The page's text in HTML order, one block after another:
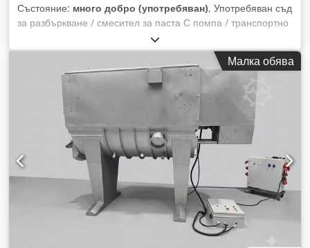
Състояние: много добро (употребяван), Употребяван съд
за разбъркване / смесител за паста С помпа / транспортно
устройство Dcodpsxdw Rlefx Ap Ask Артикулен номер:
10314 Обем: Около 70 литра Последна употреба:
хранително-вкусовата промишленост Тип: Стоящ в рамка
Материал (в контакт със средата): неръждаема стомана
Брой захвати: 4 Дъно: конично дъно Горна част: капак с
отваряща се част за подаване Размери на съда: Вътрешен
диаметър: 380 мм Външен диаметър: 400 мм Височина на
краката: 745 мм Разстояние от изхода до пода: 180 мм
Обща височина: 1620 мм Обща ширина: 650 мм
Материали: Вътрешност: 1.4301 / AISI304 Външни части:
1.4301 / AISI304 Бъркалка: Спираловиден разбърквач /
котвен разбърквач с изстъргвачи за стена Оборудване:
Табелка: няма Изход: дънков вентил Под съда – помпа /
транспортно устройство Функцията на бъркалката е
проверена, помпата / транспортното устройство не е
Малка обява